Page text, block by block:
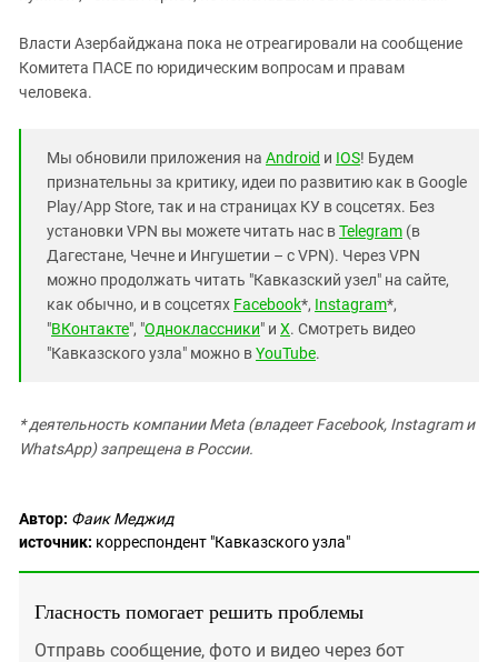
Власти Азербайджана пока не отреагировали на сообщение
Комитета ПАСЕ по юридическим вопросам и правам
человека.
Мы обновили приложения на Android и IOS! Будем
признательны за критику, идеи по развитию как в Google
Play/App Store, так и на страницах КУ в соцсетях. Без
установки VPN вы можете читать нас вTelegram (в
Дагестане, Чечне и Ингушетии – с VPN). Через VPN
можно продолжать читать "Кавказский узел" на сайте,
как обычно, и в соцсетях Facebook*, Instagram*,
"ВКонтакте", "Одноклассники" и X. Смотреть видео
"Кавказского узла" можно вYouTube.
* деятельность компании Meta (владеет Facebook, Instagram и
WhatsApp) запрещена в России.
Автор: Фаик Меджид
источник: корреспондент "Кавказского узла"
Гласность помогает решить проблемы
Отправь сообщение, фото и видео через бот